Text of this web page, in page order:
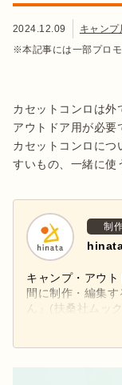
2024.12.09
キャンプ
※本記事には一部プロ
カセットコンロは外
アウトドア用が必要
カセットコンロにつ
すいもの、一緒に使
制
キャンプ・アウ
間に制作・編集
ん』(扶桑社ムッ